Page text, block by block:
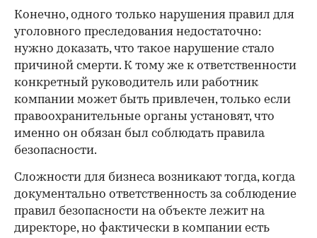
Конечно, одного только нарушения правил для
уголовного преследования недостаточно:
нужно доказать, что такое нарушение стало
причиной смерти. К тому же к ответственности
конкретный руководитель или работник
компании может быть привлечен, только если
правоохранительные органы установят, что
именно он обязан был соблюдать правила
безопасности.
Сложности для бизнеса возникают тогда, когда
документально ответственность за соблюдение
правил безопасности на объекте лежит на
директоре, но фактически в компании есть